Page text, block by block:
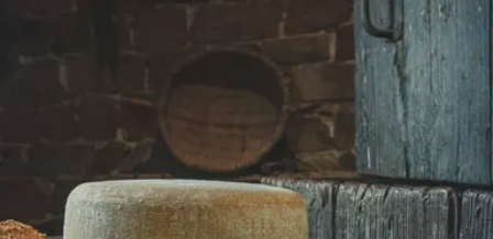
Ingrédients et RecettesRecettesRecettes de
Cocktails